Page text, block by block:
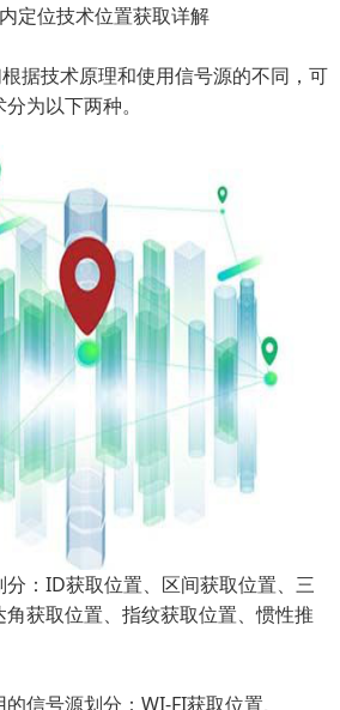
定位技术位置获取详解
技术原理和使用信号源的不同，可
为以下两种。
：ID获取位置、区间获取位置、三
获取位置、指纹获取位置、惯性推
号源划分：WI-FI获取位置、